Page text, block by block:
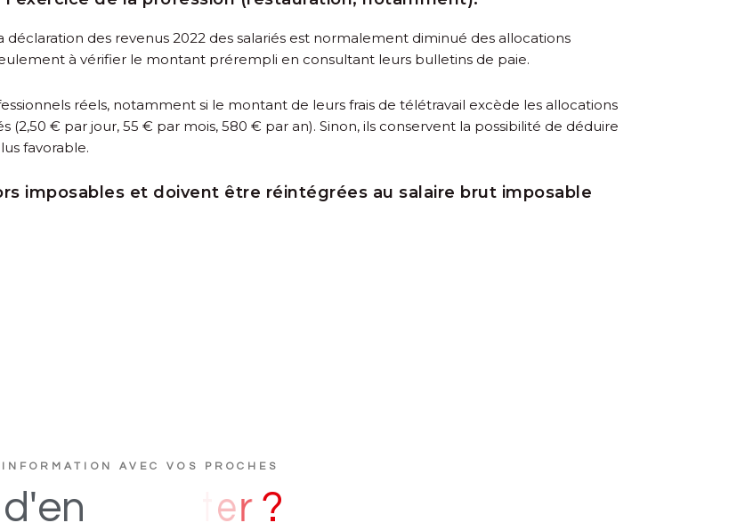
des revenus 2022 des salariés est normalement diminué des allocations
à vérifier le montant prérempli en consultant leurs bulletins de paie.
réels, notamment si le montant de leurs frais de télétravail excède les allocations
(2,50 € par jour, 55 € par mois, 580 € par an). Sinon, ils conservent la possibilité de déduire
favorable.
imposables et doivent être réintégrées au salaire brut imposable
AVEC VOS PROCHES
d'en